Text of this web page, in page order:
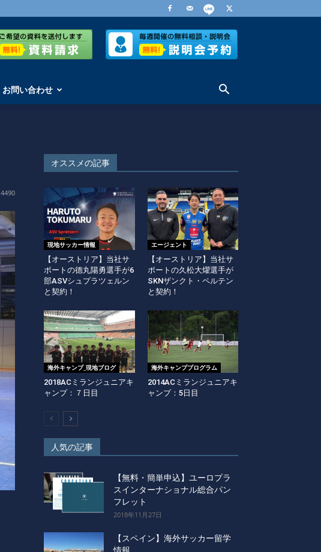
お問い合わせ
4490
オススメの記事
現地サッカー情報
【オーストリア】当社サ
ポートの德丸陽勇選手が6
部ASVシュプラツェルン
と契約！
エージェント
【オーストリア】当社サ
ポートの久松大燿選手が
SKNザンクト・ペルテン
と契約！
海外キャンプ_現地ブログ
2018ACミランジュニアキ
ャンプ：７日目
海外キャンププログラム
2014ACミランジュニアキ
ャンプ：5日目
人気の記事
【無料・簡単申込】ユーロプラ
スインターナショナル総合パン
フレット
2018年11月27日
【スペイン】海外サッカー留学